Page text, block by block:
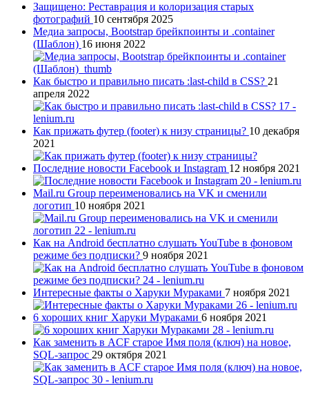
Защищено: Реставрация и колоризация старых
фотографий 10 сентября 2025
Медиа запросы, Bootstrap брейкпоинты и .container
(Шаблон) 16 июня 2022
Как быстро и правильно писать :last-child в CSS? 21
апреля 2022
Как прижать футер (footer) к низу страницы? 10 декабря
2021
Последние новости Facebook и Instagram 12 ноября 2021
Mail.ru Group переименовались на VK и сменили
логотип 10 ноября 2021
Как на Android бесплатно слушать YouTube в фоновом
режиме без подписки? 9 ноября 2021
Интересные факты о Харуки Мураками 7 ноября 2021
6 хороших книг Харуки Мураками 6 ноября 2021
Как заменить в ACF старое Имя поля (ключ) на новое,
SQL-запрос 29 октября 2021